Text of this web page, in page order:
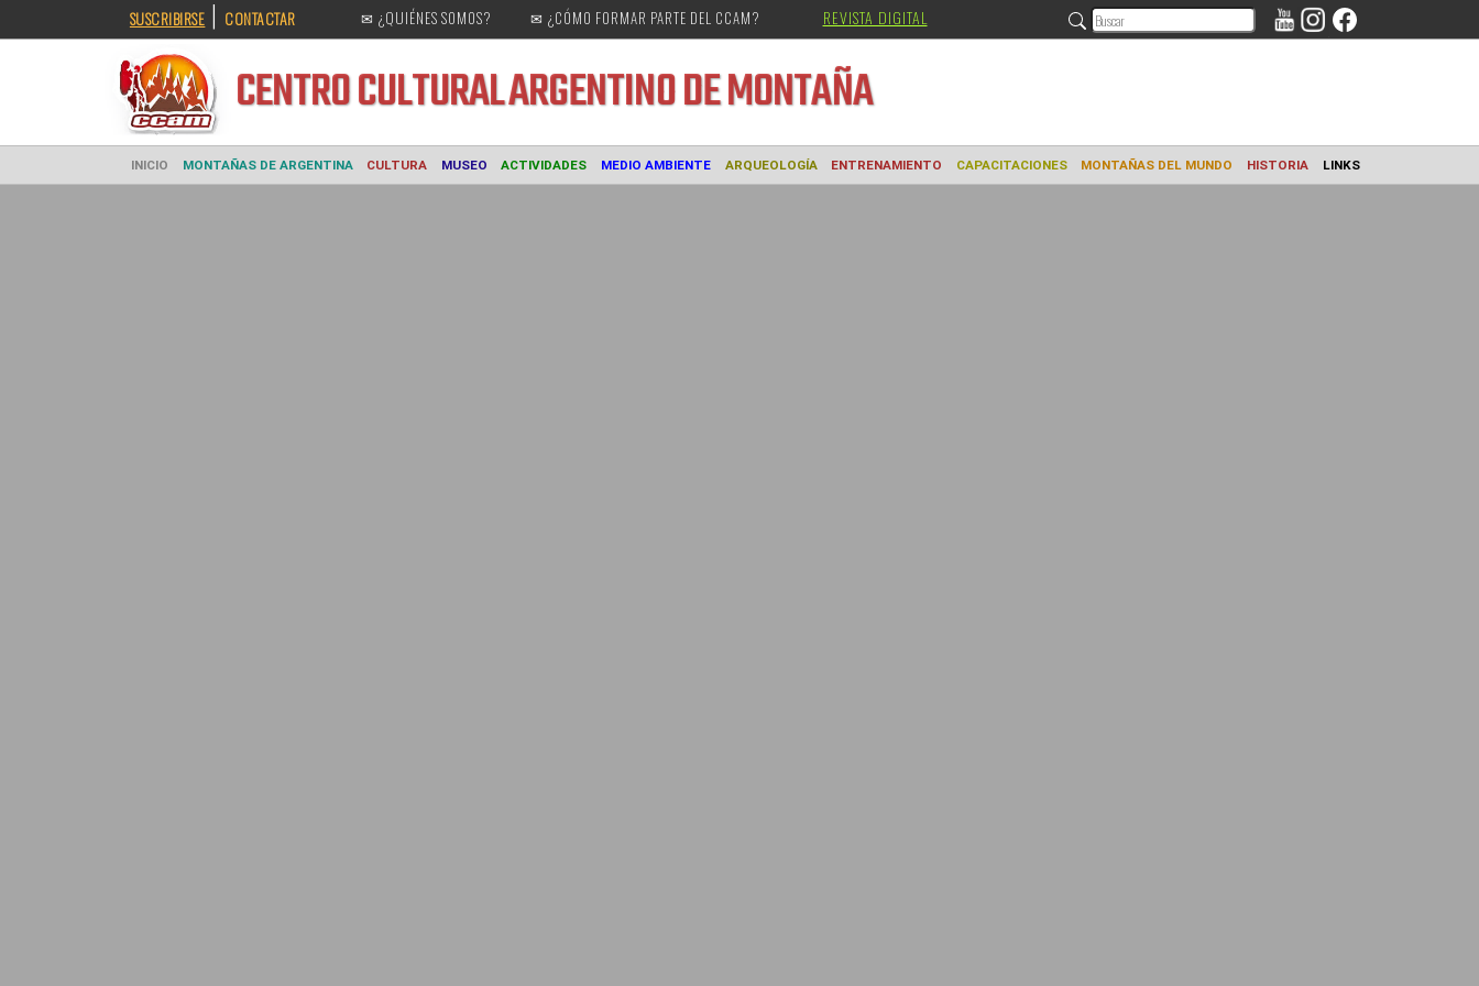
SUSCRIBIRSE | CONTACTAR ✉ ¿QUIÉNES SOMOS? ✉ ¿CÓMO FORMAR PARTE DEL CCAM? REVISTA DIGITAL
CENTRO CULTURALARGENTINO DE MONTAÑA
INICIO MONTAÑAS DE ARGENTINA CULTURA MUSEO ACTIVIDADES MEDIO AMBIENTE ARQUEOLOGÍA ENTRENAMIENTO CAPACITACIONES MONTAÑAS DEL MUNDO HISTORIA